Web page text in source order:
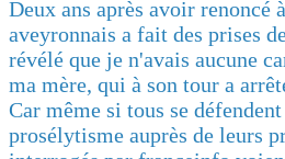
Deux ans après avoir renoncé
aveyronnais a fait des prises
révélé que je n'avais aucune
ma mère, qui à son tour a
Car même si tous se
prosélytisme auprès de leurs